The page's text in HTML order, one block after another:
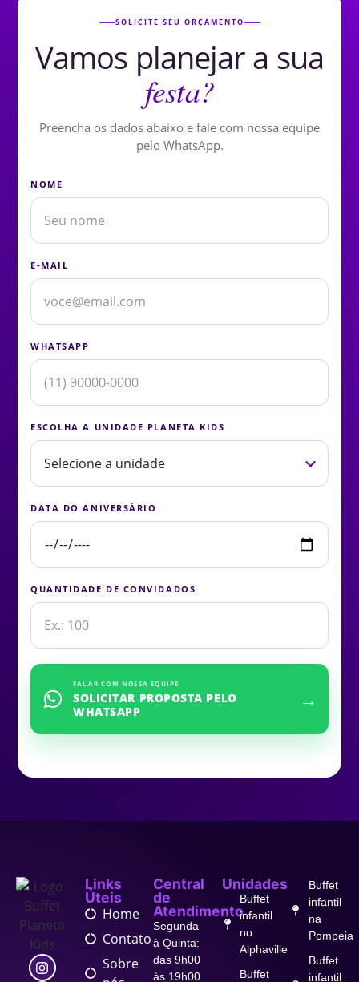
SOLICITE SEU ORÇAMENTO
Vamos planejar a sua
festa?
Preencha os dados abaixo e fale com nossa equipe
pelo WhatsApp.
NOME
E-MAIL
WHATSAPP
ESCOLHA A UNIDADE PLANETA KIDS
DATA DO ANIVERSÁRIO
QUANTIDADE DE CONVIDADOS
FALAR COM NOSSA EQUIPE
SOLICITAR PROPOSTA PELO
WHATSAPP
→
Links
Úteis
Home
Contato
Sobre
Central
de
Atendimento
Segunda
à Quinta:
das 9h00
às 19h00
Unidades
Buffet
infantil
no
Alphaville
Buffet
Buffet
infantil
na
Pompeia
Buffet
infantil